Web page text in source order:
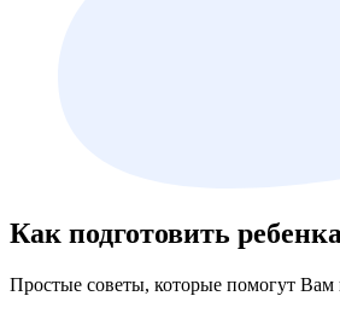
Как подготовить
Простые советы, которые помогут Вам